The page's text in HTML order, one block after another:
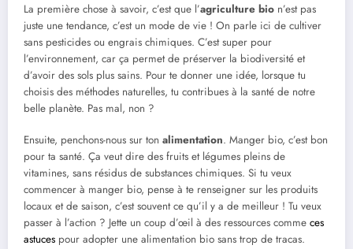
La première chose à savoir, c’est que l’agriculture bio n’est pas
juste une tendance, c’est un mode de vie ! On parle ici de cultiver
sans pesticides ou engrais chimiques. C’est super pour
l’environnement, car ça permet de préserver la biodiversité et
d’avoir des sols plus sains. Pour te donner une idée, lorsque tu
choisis des méthodes naturelles, tu contribues à la santé de notre
belle planète. Pas mal, non ?
Ensuite, penchons-nous sur ton alimentation. Manger bio, c’est bon
pour ta santé. Ça veut dire des fruits et légumes pleins de
vitamines, sans résidus de substances chimiques. Si tu veux
commencer à manger bio, pense à te renseigner sur les produits
locaux et de saison, c’est souvent ce qu’il y a de meilleur ! Tu veux
passer à l’action ? Jette un coup d’œil à des ressources comme ces
astuces pour adopter une alimentation bio sans trop de tracas.